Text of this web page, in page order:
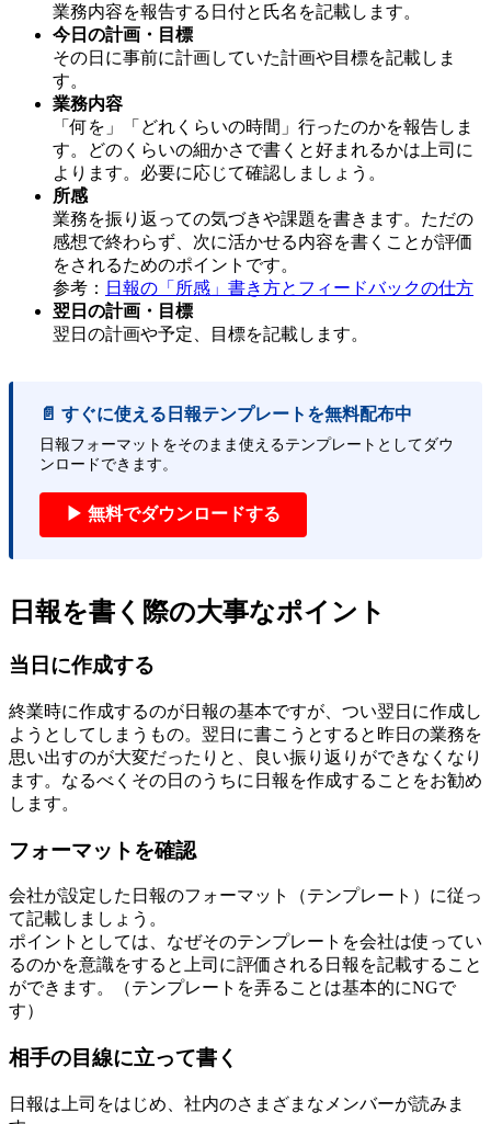
業務内容を報告する日付と氏名を記載します。
今日の計画・目標
その日に事前に計画していた計画や目標を記載しま
す。
業務内容
「何を」「どれくらいの時間」行ったのかを報告しま
す。どのくらいの細かさで書くと好まれるかは上司に
よります。必要に応じて確認しましょう。
所感
業務を振り返っての気づきや課題を書きます。ただの
感想で終わらず、次に活かせる内容を書くことが評価
をされるためのポイントです。
参考： 日報の「所感」書き方とフィードバックの仕方
翌日の計画・目標
翌日の計画や予定、目標を記載します。
📄 すぐに使える日報テンプレートを無料配布中
日報フォーマットをそのまま使えるテンプレートとしてダウ
ンロードできます。
▶ 無料でダウンロードする
日報を書く際の大事なポイント
当日に作成する
終業時に作成するのが日報の基本ですが、つい翌日に作成し
ようとしてしまうもの。翌日に書こうとすると昨日の業務を
思い出すのが大変だったりと、良い振り返りができなくなり
ます。なるべくその日のうちに日報を作成することをお勧め
します。
フォーマットを確認
会社が設定した日報のフォーマット（テンプレート）に従っ
て記載しましょう。
ポイントとしては、なぜそのテンプレートを会社は使ってい
るのかを意識をすると上司に評価される日報を記載すること
ができます。（テンプレートを弄ることは基本的にNGで
す）
相手の目線に立って書く
日報は上司をはじめ、社内のさまざまなメンバーが読みま